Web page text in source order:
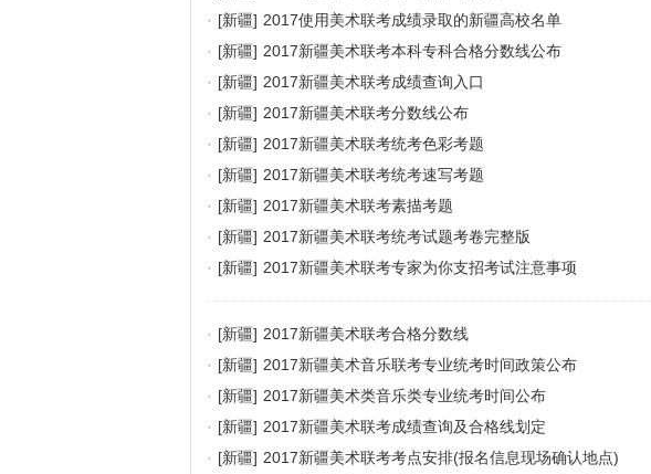
· [新疆] 2017使用美术联考成绩录取的新疆高校名单
· [新疆] 2017新疆美术联考本科专科合格分数线公布
· [新疆] 2017新疆美术联考成绩查询入口
· [新疆] 2017新疆美术联考分数线公布
· [新疆] 2017新疆美术联考统考色彩考题
· [新疆] 2017新疆美术联考统考速写考题
· [新疆] 2017新疆美术联考素描考题
· [新疆] 2017新疆美术联考统考试题考卷完整版
· [新疆] 2017新疆美术联考专家为你支招考试注意事项
· [新疆] 2017新疆美术联考合格分数线
· [新疆] 2017新疆美术音乐联考专业统考时间政策公布
· [新疆] 2017新疆美术类音乐类专业统考时间公布
· [新疆] 2017新疆美术联考成绩查询及合格线划定
· [新疆] 2017新疆美术联考考点安排(报名信息现场确认地点)